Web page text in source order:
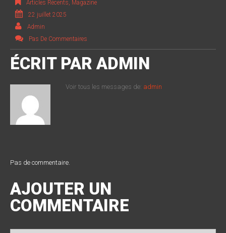
Articles Récents Magazine
22 juillet 2025
Admin
Pas De Commentaires
ÉCRIT PAR ADMIN
Voir tous les messages de: admin
Pas de commentaire.
AJOUTER UN
COMMENTAIRE